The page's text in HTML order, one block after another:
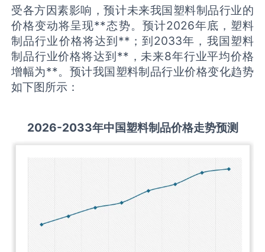
受各方因素影响，预计未来我国塑料制品行业的
价格变动将呈现**态势。预计2026年底，塑料
制品行业价格将达到**；到2033年，我国塑料
制品行业价格将达到**，未来8年行业平均价格
增幅为**。预计我国塑料制品行业价格变化趋势
如下图所示：
2026-2033年中国塑料制品价格走势预测